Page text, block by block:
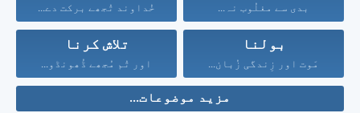
بدی سے مغلُوب نہ... خُداوند تُجھے برکت دے...
بولنا
مَوت اور زِندگی زُبان...
تلاش کرنا
اور تُم مُجھے ڈُھونڈو...
مزید موضوعات...